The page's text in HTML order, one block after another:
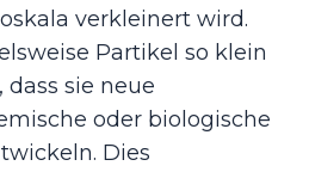
verkleinert wird.
Partikel so klein
sie neue
oder biologische
Dies